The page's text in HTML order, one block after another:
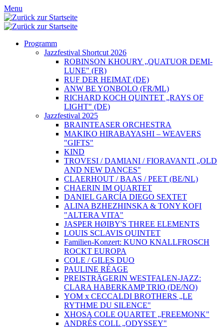
Menu
Programm
Jazzfestival Shortcut 2026
ROBINSON KHOURY „QUATUOR DEMI-
LUNE" (FR)
RUF DER HEIMAT (DE)
ANW BE YONBOLO (FR/ML)
RICHARD KOCH QUINTET „RAYS OF
LIGHT" (DE)
Jazzfestival 2025
BRAINTEASER ORCHESTRA
MAKIKO HIRABAYASHI – WEAVERS
"GIFTS"
KIND
TROVESI / DAMIANI / FIORAVANTI „OLD
AND NEW DANCES"
CLAERHOUT / BAAS / PEET (BE/NL)
CHAERIN IM QUARTET
DANIEL GARCÍA DIEGO SEXTET
ALINA BZHEZHINSKA & TONY KOFI
"ALTERA VITA"
JASPER HØIBY'S THREE ELEMENTS
LOUIS SCLAVIS QUINTET
Familien-Konzert: KUNO KNALLFROSCH
ROCKT EUROPA
COLE / GILES DUO
PAULINE RÉAGE
PREISTRÄGERIN WESTFALEN-JAZZ:
CLARA HABERKAMP TRIO (DE/NO)
YOM x CECCALDI BROTHERS „LE
RYTHME DU SILENCE"
XHOSA COLE QUARTET „FREEMONK"
ANDRÉS COLL „ODYSSEY"